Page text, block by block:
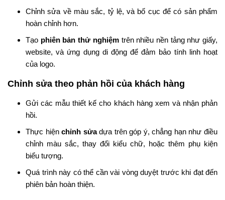
Chỉnh sửa về màu sắc, tỷ lệ, và bố cục để có sản phẩm
hoàn chỉnh hơn.
Tạo phiên bản thử nghiệmtrên nhiều nền tảng như giấy,
website, và ứng dụng di động để đảm bảo tính linh hoạt
của logo.​
Chỉnh sửa theo phản hồi của khách hàng
Gửi các mẫu thiết kế cho khách hàng xem và nhận phản
hồi.
Thực hiệnchỉnh sửadựa trên góp ý, chẳng hạn như điều
chỉnh màu sắc, thay đổi kiểu chữ, hoặc thêm phụ kiện
biểu tượng.
Quá trình này có thể cần vài vòng duyệt trước khi đạt đến
phiên bản hoàn thiện.